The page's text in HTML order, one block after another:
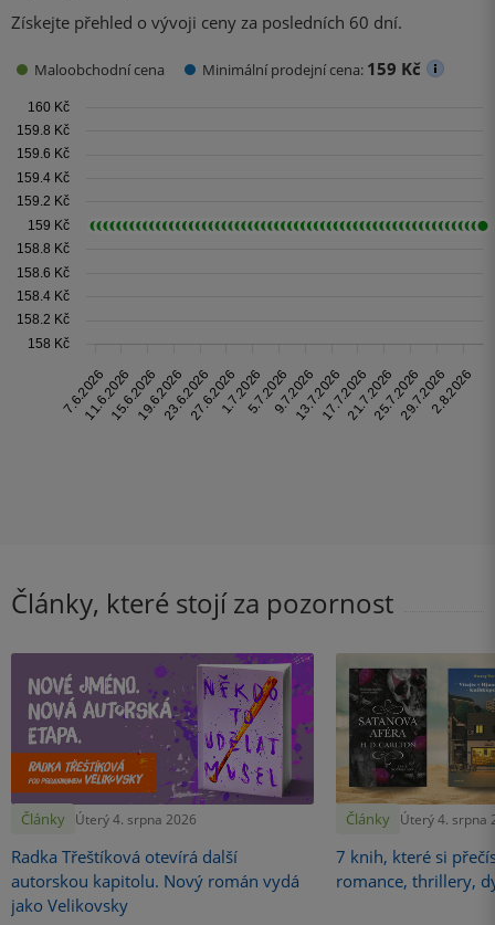
Získejte přehled o vývoji ceny za posledních 60 dní.
Maloobchodní cena Minimální prodejní cena: 159 Kč
Články, které stojí za pozornost
Články Úterý 4. srpna 2026
Radka Třeštíková otevírá další
autorskou kapitolu. Nový román vydá
jako Velikovsky
Články Úterý 4. srpna
7 knih, které si
romance, thrillery,